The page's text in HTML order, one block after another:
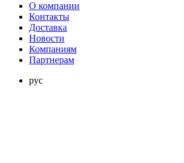
О компании
Контакты
Доставка
Новости
Компаниям
Партнерам
рус